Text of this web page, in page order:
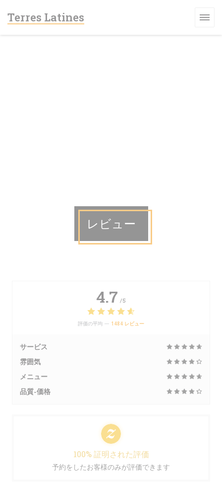
Terres Latines
レビュー
4.7 /5
評価の平均 — 1484 レビュー
サービス
雰囲気
メニュー
品質-価格
100% 証明された評価
予約をしたお客様のみが評価できます